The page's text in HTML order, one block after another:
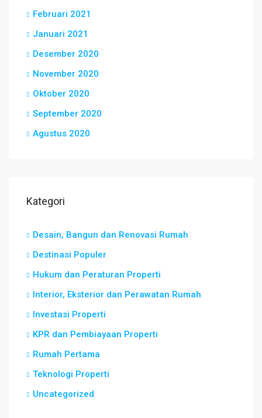
Februari 2021
Januari 2021
Desember 2020
November 2020
Oktober 2020
September 2020
Agustus 2020
Kategori
Desain, Bangun dan Renovasi Rumah
Destinasi Populer
Hukum dan Peraturan Properti
Interior, Eksterior dan Perawatan Rumah
Investasi Properti
KPR dan Pembiayaan Properti
Rumah Pertama
Teknologi Properti
Uncategorized